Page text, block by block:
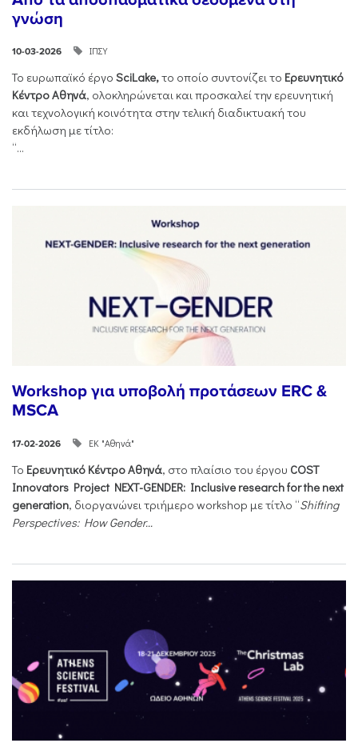
γνώση
10-03-2026 ΙΠΣΥ
Το ευρωπαϊκό έργο SciLake,το οποίο συντονίζει το Ερευνητικό
Κέντρο Αθηνά, ολοκληρώνεται και προσκαλεί την ερευνητική
και τεχνολογική κοινότητα στην τελική διαδικτυακή του
εκδήλωση με τίτλο:
“...
Workshop για υποβολή προτάσεων ERC &
MSCA
17-02-2026 ΕΚ "Αθηνά"
Το Ερευνητικό Κέντρο Αθηνά, στο πλαίσιο του έργου COST
Innovators Project NEXT-GENDER: Inclusive research for the next
generation, διοργανώνει τριήμερο workshop με τίτλο “Shifting
Perspectives: How Gender...